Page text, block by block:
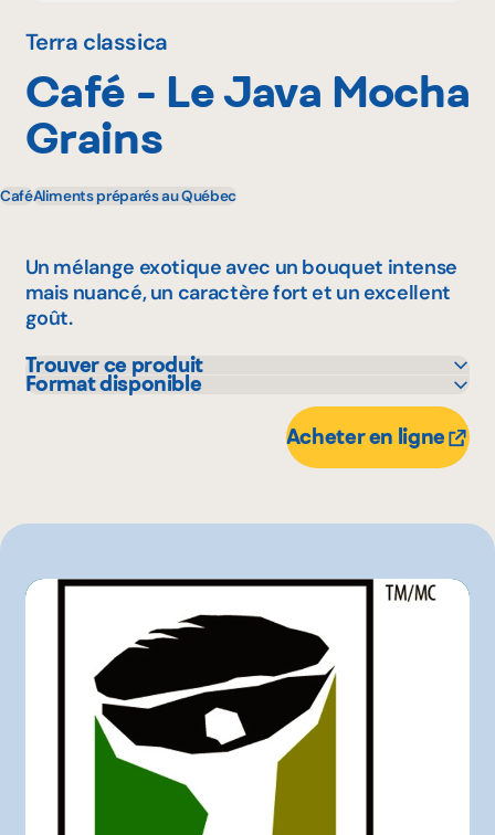
EN
Terra classica
Café - Le Java Mocha
Grains
CaféAliments préparés au Québec
Un mélange exotique avec un bouquet intense
mais nuancé, un caractère fort et un excellent
goût.
Trouver ce produit
Avril - supermarché santé
Format disponible
Acheter en ligne